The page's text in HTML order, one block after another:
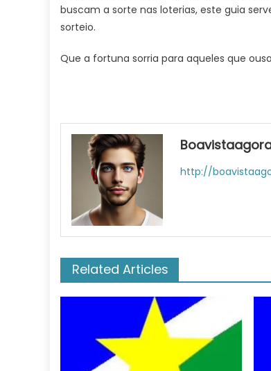
buscam a sorte nas loterias, este guia
sorteio.
Que a fortuna sorria para aqueles que
http://
Related Articles